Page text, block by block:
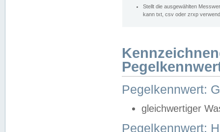
Stellt die ausgewählten
kann txt, csv oder zrxp
Pegelkennwert:
gleichwertiger
Pegelkennwert: